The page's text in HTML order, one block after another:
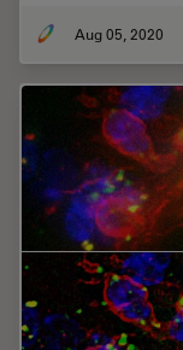
Aug 05, 2020